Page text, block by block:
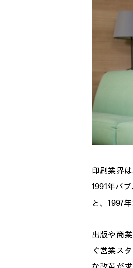
印刷業界
1991年バ
と、1997
出版や商
ぐ営業ス